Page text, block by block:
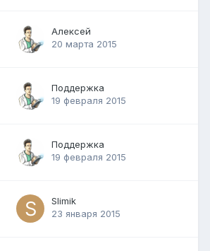
Алексей
20 марта 2015
Поддержка
19 февраля 2015
Поддержка
19 февраля 2015
Slimik
23 января 2015